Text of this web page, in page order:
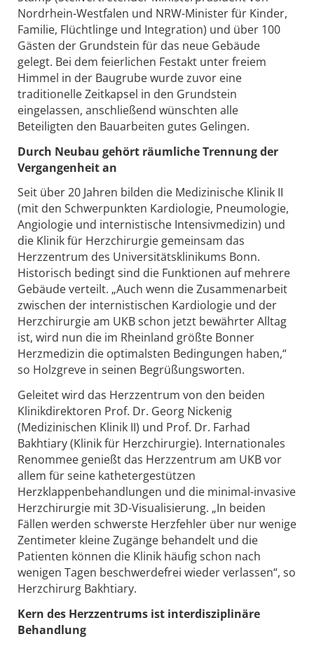
Nordrhein-Westfalen und NRW-Minister für Kinder,
Familie, Flüchtlinge und Integration) und über 100
Gästen der Grundstein für das neue Gebäude
gelegt. Bei dem feierlichen Festakt unter freiem
Himmel in der Baugrube wurde zuvor eine
traditionelle Zeitkapsel in den Grundstein
eingelassen, anschließend wünschten alle
Beteiligten den Bauarbeiten gutes Gelingen.
Durch Neubau gehört räumliche Trennung der
Vergangenheit an
Seit über 20 Jahren bilden die Medizinische Klinik II
(mit den Schwerpunkten Kardiologie, Pneumologie,
Angiologie und internistische Intensivmedizin) und
die Klinik für Herzchirurgie gemeinsam das
Herzzentrum des Universitätsklinikums Bonn.
Historisch bedingt sind die Funktionen auf mehrere
Gebäude verteilt. „Auch wenn die Zusammenarbeit
zwischen der internistischen Kardiologie und der
Herzchirurgie am UKB schon jetzt bewährter Alltag
ist, wird nun die im Rheinland größte Bonner
Herzmedizin die optimalsten Bedingungen haben,“
so Holzgreve in seinen Begrüßungsworten.
Geleitet wird das Herzzentrum von den beiden
Klinikdirektoren Prof. Dr. Georg Nickenig
(Medizinischen Klinik II) und Prof. Dr. Farhad
Bakhtiary (Klinik für Herzchirurgie). Internationales
Renommee genießt das Herzzentrum am UKB vor
allem für seine kathetergestützen
Herzklappenbehandlungen und die minimal-invasive
Herzchirurgie mit 3D-Visualisierung. „In beiden
Fällen werden schwerste Herzfehler über nur wenige
Zentimeter kleine Zugänge behandelt und die
Patienten können die Klinik häufig schon nach
wenigen Tagen beschwerdefrei wieder verlassen“, so
Herzchirurg Bakhtiary.
Kern des Herzzentrums ist interdisziplinäre
Behandlung